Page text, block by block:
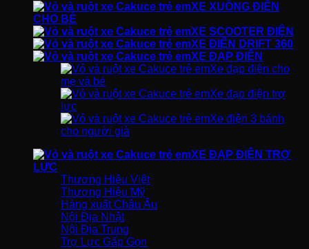
XE XUỒNG ĐIỆN
CHO BÉ
XE SCOOTER ĐIỆN
XE ĐIỆN DRIFT 360
XE ĐẠP ĐIỆN
Xe đạp điện cho
mẹ và bé
Xe đạp điện trợ
lực
Xe điện 3 bánh
cho người già
XE ĐẠP ĐIỆN TRỢ
LỰC
Thương Hiệu Việt
Thương Hiệu Mỹ
Hàng xuất Châu Âu
Nội Địa Nhật
Nội Địa Trung
Trợ Lực Gấp Gọn